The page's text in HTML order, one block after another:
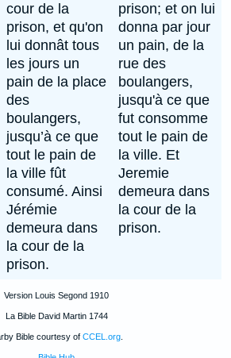
cour de la
prison, et qu'on
lui donnât tous
les jours un
pain de la place
des
boulangers,
jusqu’à ce que
tout le pain de
la ville fût
consumé. Ainsi
Jérémie
demeura dans
la cour de la
prison.
prison; et on lui
donna par jour
un pain, de la
rue des
boulangers,
jusqu'à ce que
fut consomme
tout le pain de
la ville. Et
Jeremie
demeura dans
la cour de la
prison.
Version Louis Segond 1910
La Bible David Martin 1744
Bible courtesy of CCEL.org